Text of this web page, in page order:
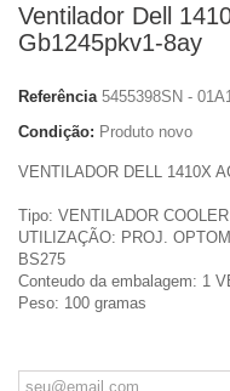
Ventilador Dell
Gb1245pkv1-8ay
Referência 5455398SN -
Condição: Produto novo
VENTILADOR DELL 1410X
Tipo: VENTILADOR
UTILIZAÇÃO: PROJ.
BS275
Conteudo da embalagem: 1
Peso: 100 gramas